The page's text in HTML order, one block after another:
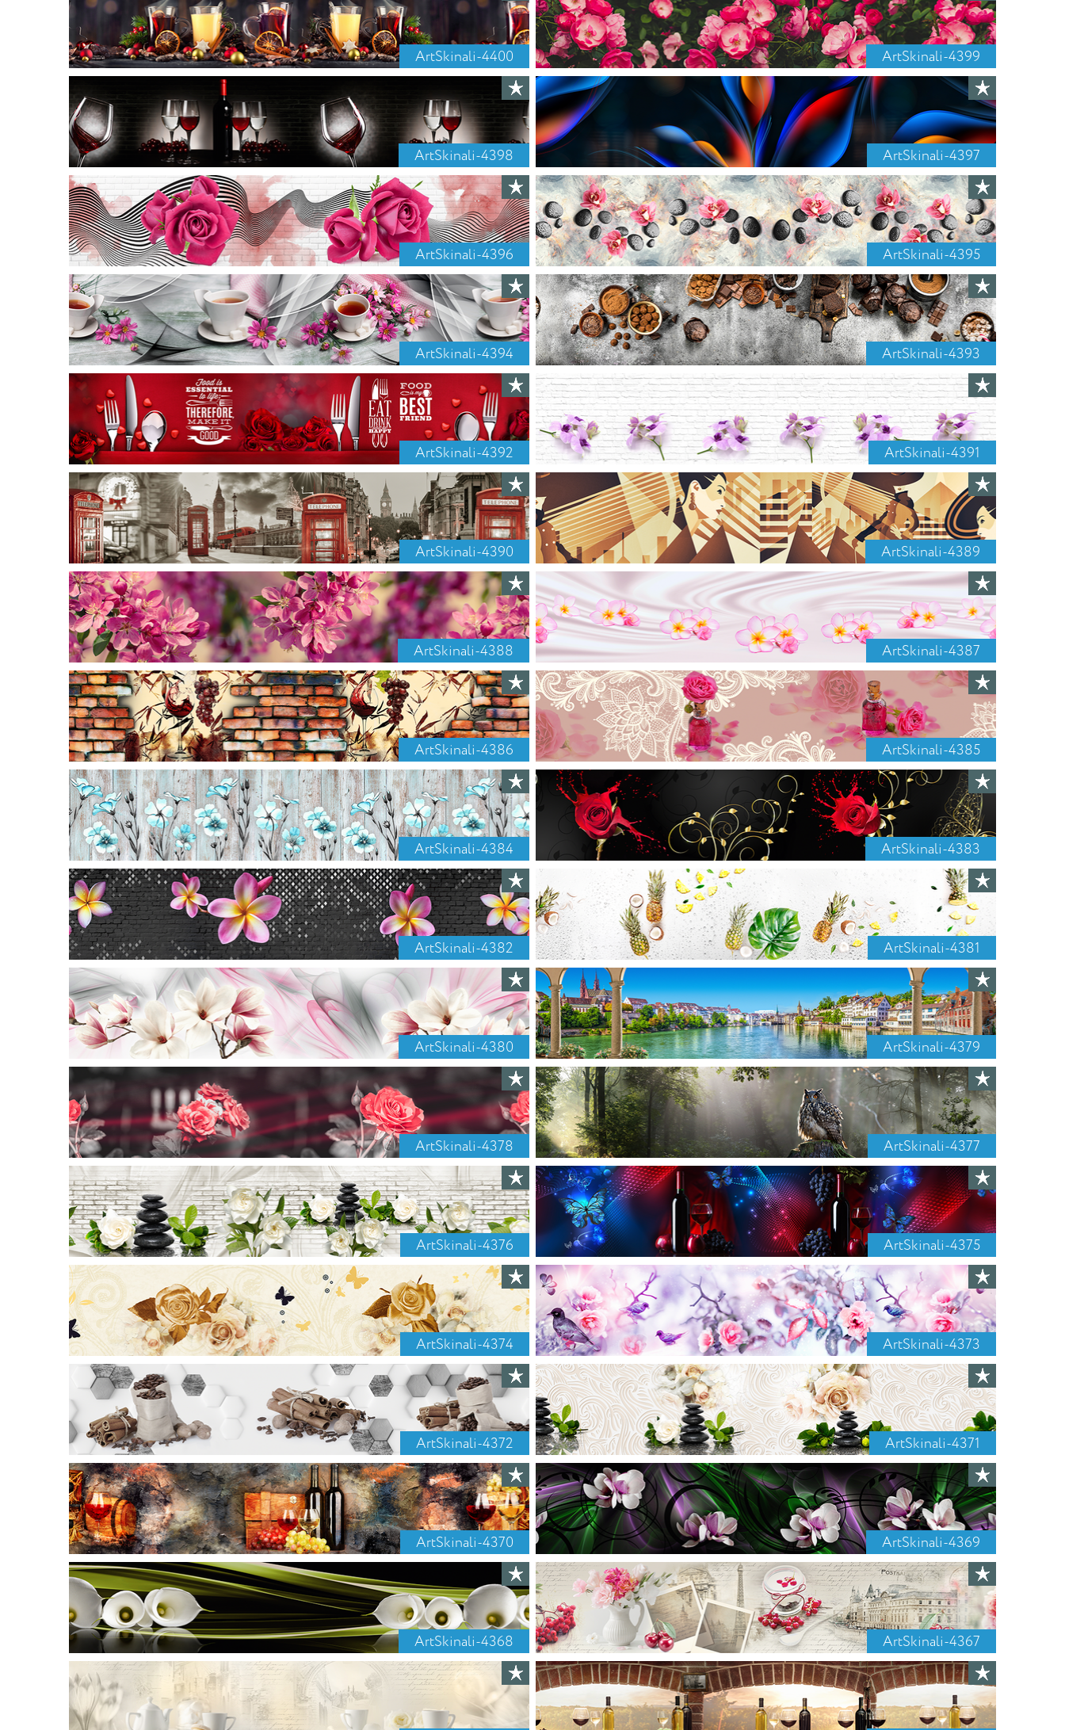
ArtSkinali-4400 ArtSkinali-4399
ArtSkinali-4398 ArtSkinali-4397
ArtSkinali-4396 ArtSkinali-4395
ArtSkinali-4394 ArtSkinali-4393
ArtSkinali-4392 ArtSkinali-4391
ArtSkinali-4390 ArtSkinali-4389
ArtSkinali-4388 ArtSkinali-4387
ArtSkinali-4386 ArtSkinali-4385
ArtSkinali-4384 ArtSkinali-4383
ArtSkinali-4382 ArtSkinali-4381
ArtSkinali-4380 ArtSkinali-4379
ArtSkinali-4378 ArtSkinali-4377
ArtSkinali-4376 ArtSkinali-4375
ArtSkinali-4374 ArtSkinali-4373
ArtSkinali-4372 ArtSkinali-4371
ArtSkinali-4370 ArtSkinali-4369
ArtSkinali-4368 ArtSkinali-4367